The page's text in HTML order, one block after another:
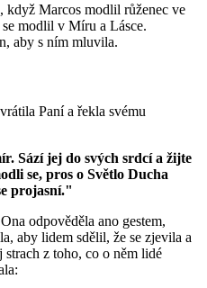
když Marcos modlil růženec ve
modlil v Míru a Lásce.
aby s ním mluvila.
Paní a řekla svému
Sází jej do svých srdcí a žijte
se, pros o Světlo Ducha
projasní."
odpověděla ano gestem,
aby lidem sdělil, že se zjevila a
z toho, co o něm lidé